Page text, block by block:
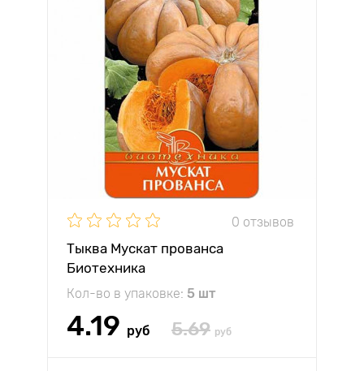
0 отзывов
Тыква Мускат прованса
Биотехника
Кол-во в упаковке: 5 шт
4.19 руб 5.69 руб